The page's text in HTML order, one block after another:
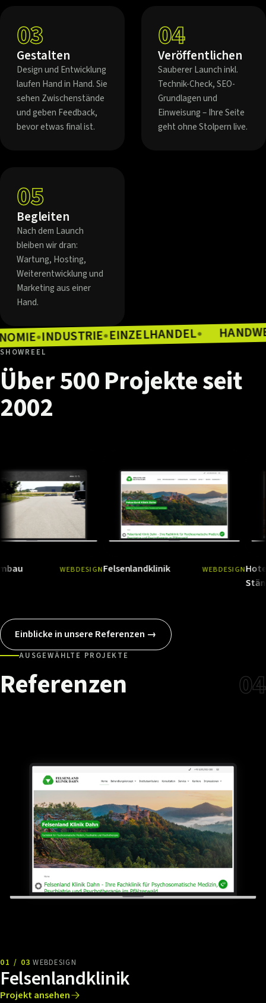
03
Gestalten
Design und Entwicklung
laufen Hand in Hand. Sie
sehen Zwischenstände
und geben Feedback,
bevor etwas final ist.
04
Veröffentlichen
Sauberer Launch inkl.
Technik-Check, SEO-
Grundlagen und
Einweisung – Ihre Seite
geht ohne Stolpern live.
05
Begleiten
Nach dem Launch
bleiben wir dran:
Wartung, Hosting,
Weiterentwicklung und
Marketing aus einer
Hand.
●INDUSTRIE●EINZELHANDEL●
SHOWREEL
Über500Projekteseit
2002
WEBDESIGN Ansehen→
Felsenlandklinik WEBDESIGN Ansehen
Hotel
Ständenhof
Einblicke in unsere Referenzen →
AUSGEWÄHLTE PROJEKTE
Referenzen 04
01 / 03 WEBDESIGN
Felsenlandklinik
Projekt ansehen